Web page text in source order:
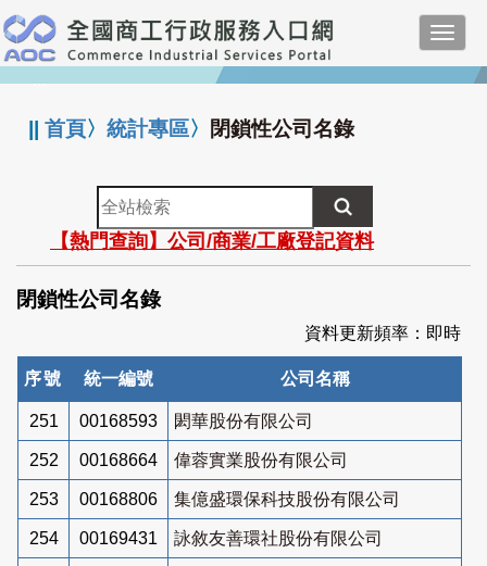
跳
到
主
要
:::
||首頁〉統計專區〉 閉鎖性公司名錄
全
站
檢
索
【熱門查詢】公司/商業/工廠登記資料
閉鎖性公司名錄
資料更新頻率：即時
序號 統一編號 公司名稱
251 00168593 閎華股份有限公司
252 00168664 偉蓉實業股份有限公司
253 00168806 集億盛環保科技股份有限公司
254 00169431 詠敘友善環社股份有限公司